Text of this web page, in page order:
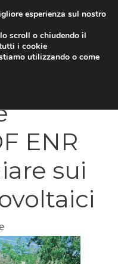
ENR
sui
esperienza sul nostro
scroll o chiudendo il
i cookie
utilizzando o come